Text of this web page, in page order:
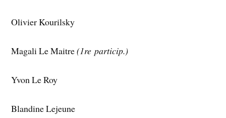
Olivier Kourilsky
Magali Le Maitre(1re particip.)
Yvon Le Roy
Blandine Lejeune